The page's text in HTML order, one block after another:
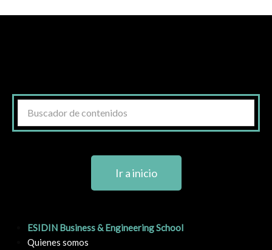
Ir a inicio
ESIDIN Business & Engineering School
Quienes somos